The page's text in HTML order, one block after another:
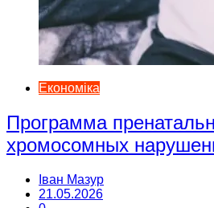
Економіка
Программа
хромосомных
Іван Мазур
21.05.2026